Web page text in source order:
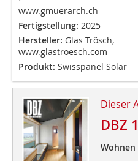
www.gmuerarch.ch
Fertigstellung: 2025
Hersteller: Glas Trösch,
www.glastroesch.com
Produkt: Swisspanel Solar
Dieser
DBZ
Wohnen